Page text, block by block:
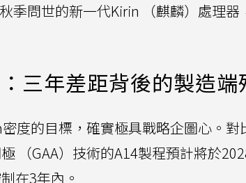
季問世的新一代Kirin （麒麟）處理
三年差距背後的製造
度的目標，確實極具戰略企圖心。對
（GAA）技術的A14製程預計將於
在3年內。